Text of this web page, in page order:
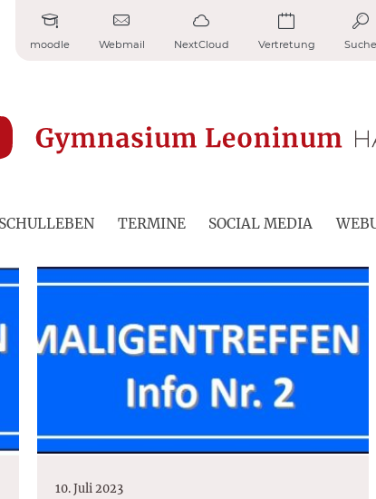
moodle Webmail NextCloud Vertretung Suche
TERMINE SOCIAL MEDIA
10. Juli 2023